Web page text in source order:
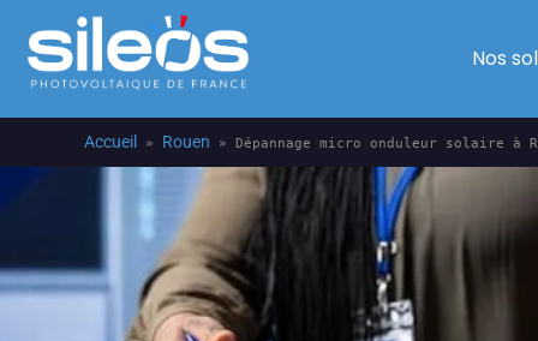
Nos
Accueil » Rouen » Dépannage micro onduleur solaire à